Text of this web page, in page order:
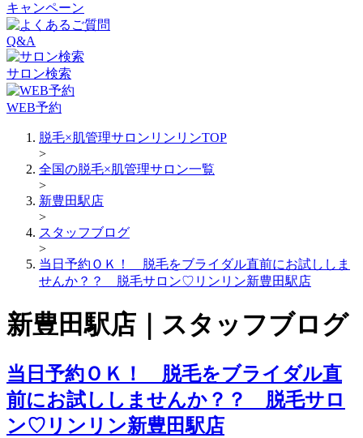
キャンペーン
Q&A
サロン検索
WEB予約
脱毛×肌管理サロンリンリンTOP
>
全国の脱毛×肌管理サロン一覧
>
新豊田駅店
>
スタッフブログ
>
当日予約ＯＫ！ 脱毛をブライダル直前にお試ししま
せんか？？ 脱毛サロン♡リンリン新豊田駅店
新豊田駅店｜スタッフブログ
当日予約ＯＫ！ 脱毛をブライダル直
前にお試ししませんか？？ 脱毛サロ
ン♡リンリン新豊田駅店